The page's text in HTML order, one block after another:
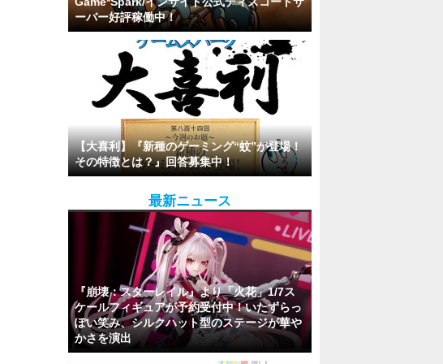
ーバー好評稼働中！
【大喜利】『新種のゲーミング“蚊”が登場！
その特徴とは？』回答募集中！
最新ニュース
『崩壊：スターレイル』より「火花」1/7ス
ケールフィギュアが予約受付中！いたずらっ
ぽい笑み、シルクハット型のステージが華や
かさを演出